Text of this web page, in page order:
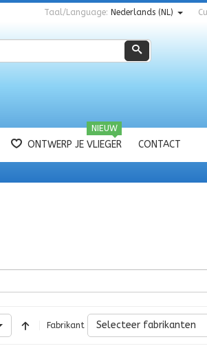
Taal/Language: Nederlands (NL)
Zoeken
ONTWERP JE VLIEGER
NIEUW
CONTACT
Fabrikant Selecteer fabrikanten